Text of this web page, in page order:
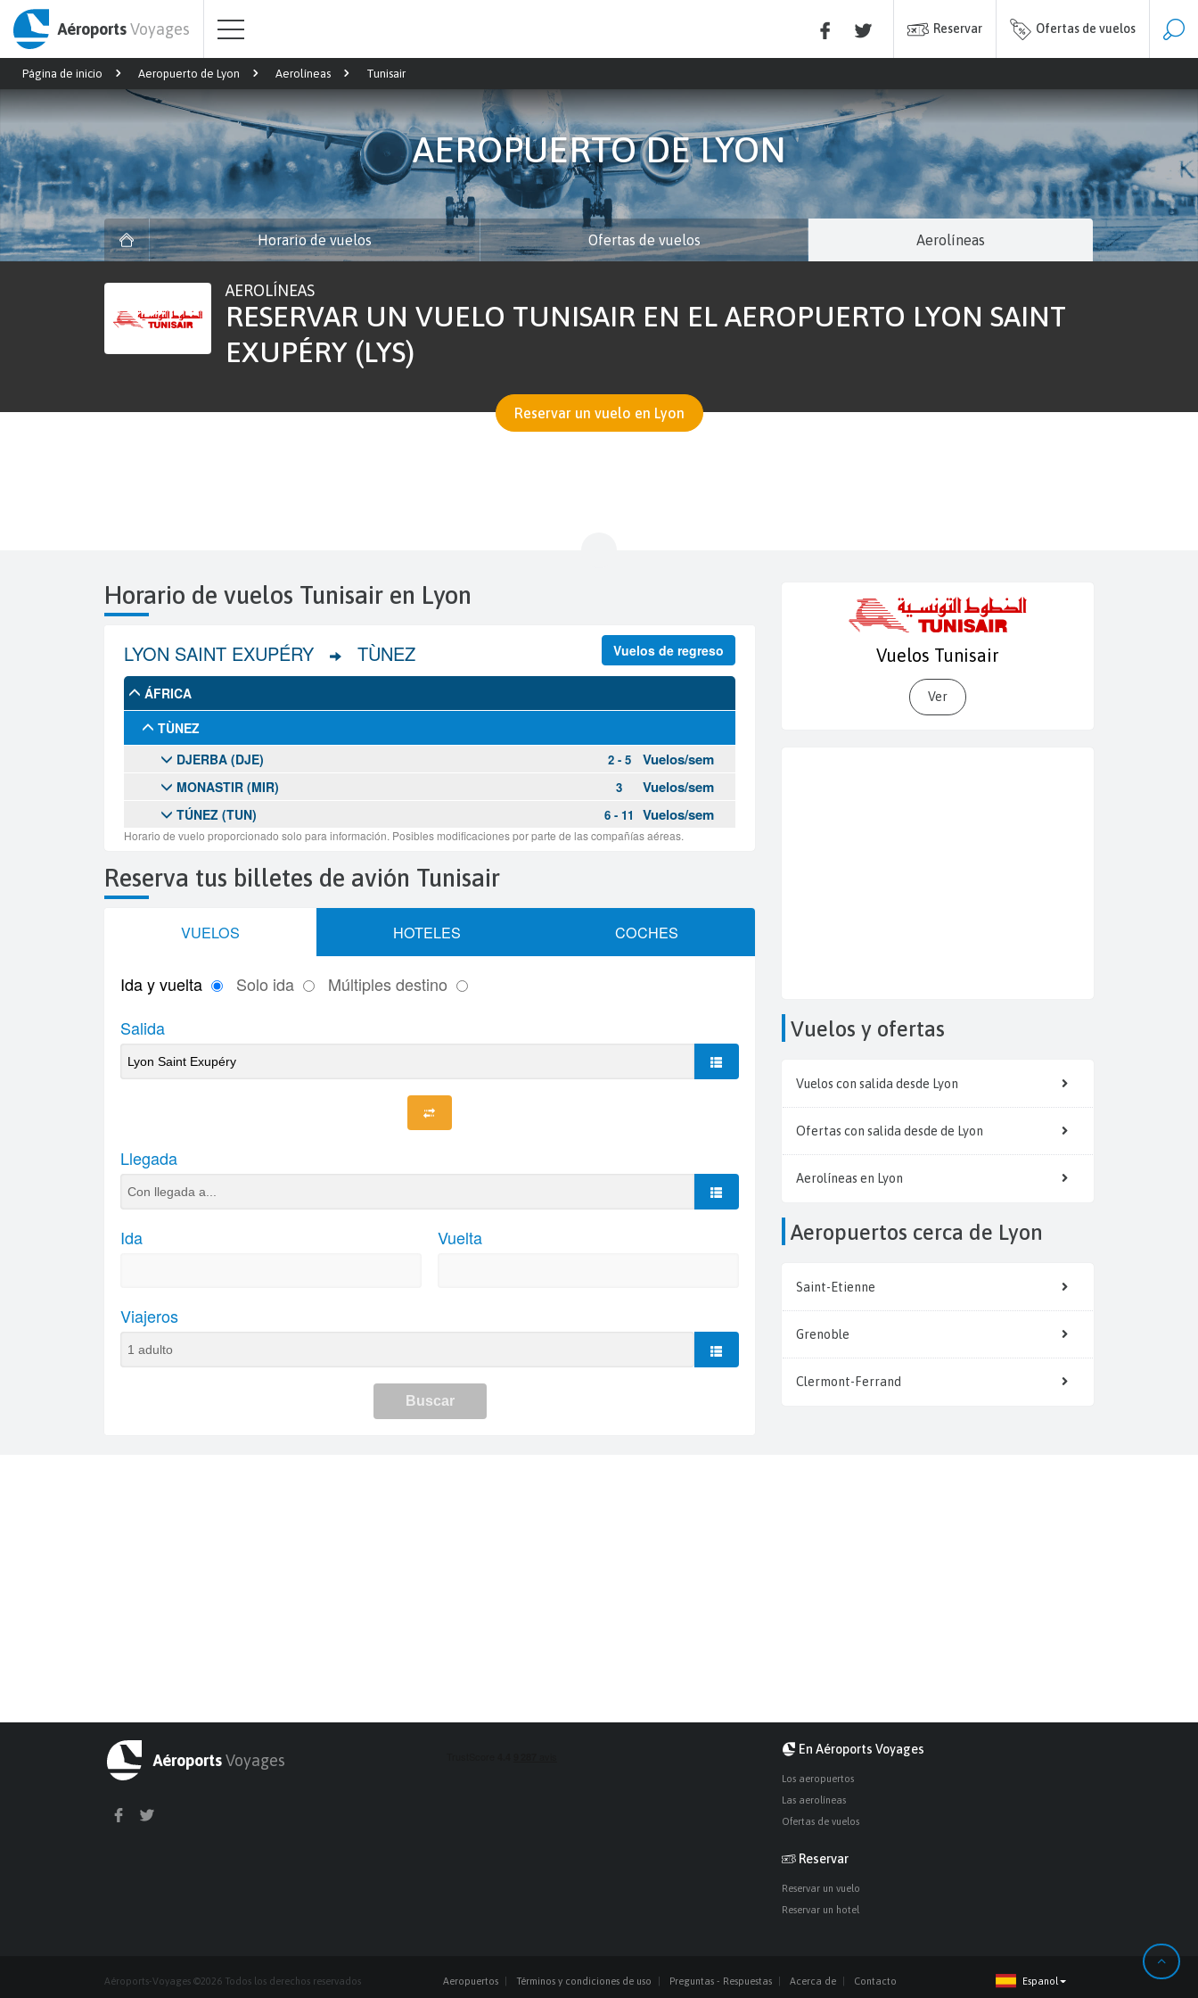
AéroportsVoyages Reservar Ofertas de vuelos
Página de inicio Aeropuerto de Lyon Aerolíneas Tunisair
AEROPUERTO DE LYON
Horario de vuelos Ofertas de vuelos Aerolíneas
AEROLÍNEAS
RESERVAR UN VUELO TUNISAIR EN EL AEROPUERTO LYON SAINT
EXUPÉRY (LYS)
Reservar un vuelo en Lyon
Horario de vuelos Tunisair en Lyon
Reserva tus billetes de avión Tunisair
Vuelos Tunisair
Ver
Vuelos y ofertas
Vuelos con salida desde Lyon
Ofertas con salida desde de Lyon
Aerolíneas en Lyon
Aeropuertos cerca de Lyon
Saint-Etienne
Grenoble
Clermont-Ferrand
AéroportsVoyages
En Aéroports Voyages
Los aeropuertos
Las aerolíneas
Ofertas de vuelos
Reservar
Reservar un vuelo
Reservar un hotel
Aéroports-Voyages ©2026 Todos los derechos reservados Aeropuertos Términos y condiciones de uso Preguntas - Respuestas Acerca de Contacto Espanol